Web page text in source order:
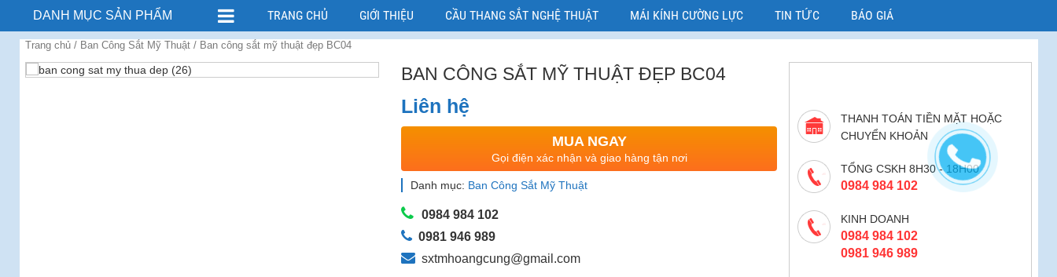
DANH MỤC SẢN PHẨM TRANG CHỦ GIỚI THIỆU CẦU THANG SẮT NGHỆ THUẬT MÁI KÍNH CƯỜNG LỰC TIN TỨC BÁO GIÁ
Trang chủ / Ban Công Sắt Mỹ Thuật / Ban công sắt mỹ thuật đẹp BC04
BAN CÔNG SẮT MỸ THUẬT ĐẸP BC04
Liên hệ
MUA NGAY
Gọi điện xác nhận và giao hàng tận nơi
Danh mục: Ban Công Sắt Mỹ Thuật
0984 984 102
0981 946 989
sxtmhoangcung@gmail.com
THANH TOÁN TIỀN MẶT HOẶC
CHUYỂN KHOẢN
TỔNG CSKH 8H30 - 18H00
0984 984 102
KINH DOANH
0984 984 102
0981 946 989